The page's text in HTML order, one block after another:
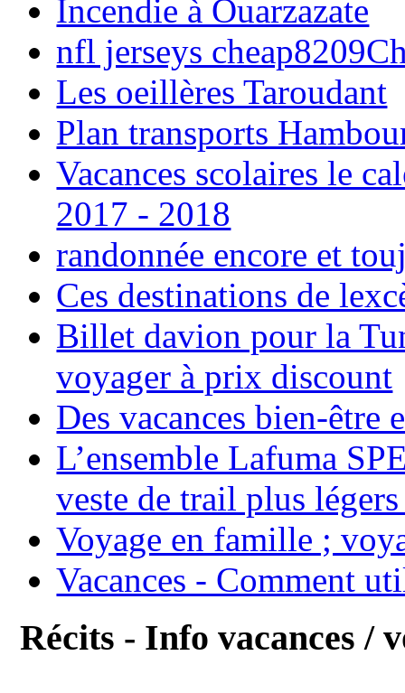
Incendie à Ouarzazate
nfl jerseys
Les oeillères Taroudant
Plan transports
Vacances scolaires le
2017 - 2018
randonnée encore et
Ces destinations de
Billet davion pour la
voyager à prix discount
Des vacances bien-être
L’ensemble Lafuma
veste de trail plus
Voyage en famille ;
Vacances - Comment
Récits - Info vacances /